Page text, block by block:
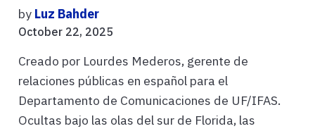
by Luz Bahder
October 22, 2025
Creado por Lourdes Mederos, gerente de
relaciones públicas en español para el
Departamento de Comunicaciones de UF/IFAS.
Ocultas bajo las olas del sur de Florida, las